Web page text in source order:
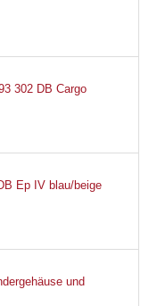
302 DB Cargo
Ep IV blau/beige
und